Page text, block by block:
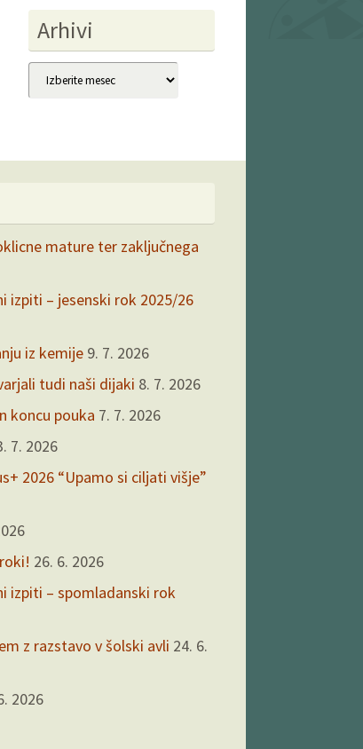
Arhivi
Arhivi
mature ter zaključnega
izpiti – jesenski rok 2025/26
iz kemije 9. 7. 2026
tudi naši dijaki 8. 7. 2026
koncu pouka 7. 7. 2026
7. 2026
2026 “Upamo si ciljati višje”
26. 6. 2026
izpiti – spomladanski rok
z razstavo v šolski avli 24. 6.
2026